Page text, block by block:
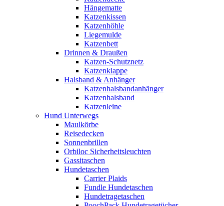
Hängematte
Katzenkissen
Katzenhöhle
Liegemulde
Katzenbett
Drinnen & Draußen
Katzen-Schutznetz
Katzenklappe
Halsband & Anhänger
Katzenhalsbandanhänger
Katzenhalsband
Katzenleine
Hund Unterwegs
Maulkörbe
Reisedecken
Sonnenbrillen
Orbiloc Sicherheitsleuchten
Gassitaschen
Hundetaschen
Carrier Plaids
Fundle Hundetaschen
Hundetragetaschen